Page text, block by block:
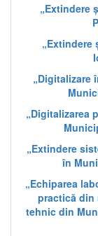
„Extindere
„Extindere
„Digitalizare
„Digitalizarea
„Extindere
în
„Echiparea
practică din
tehnic din